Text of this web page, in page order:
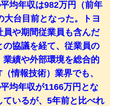
均年収は982万円（前年
大台目前となった。トヨ
員や期間従業員も含んだ
協議を経て、従業員の
績や外部環境を総合的
情報技術）業界でも、
均年収が1166万円とな
ているが、5年前と比べれ